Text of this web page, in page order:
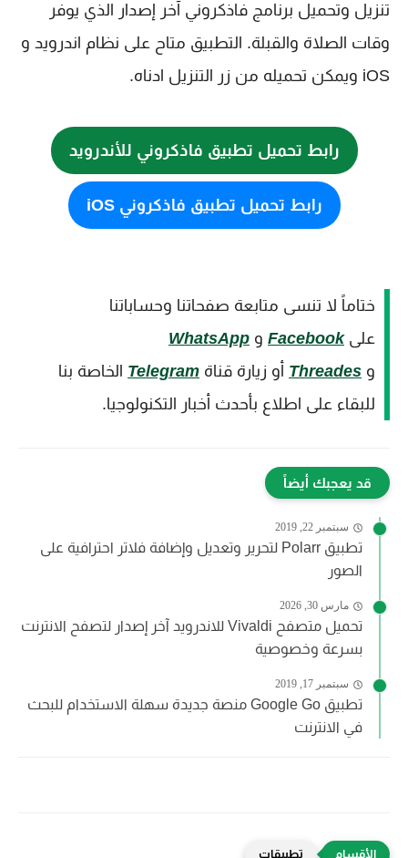
تنزيل وتحميل برنامج فاذكروني آخر إصدار الذي يوفر
وقات الصلاة والقبلة. التطبيق متاح على نظام اندرويد و
iOS ويمكن تحميله من زر التنزيل ادناه.
رابط تحميل تطبيق فاذكروني للأندرويد
رابط تحميل تطبيق فاذكروني iOS
ختاماً لا تنسى متابعة صفحاتنا وحساباتنا
علىFacebook و WhatsApp
و Threades أو زيارة قناة Telegram الخاصة بنا
للبقاء على اطلاع بأحدث أخبار التكنولوجيا.
قد يعجبك أيضاً
سبتمبر 22, 2019
تطبيق Polarr‏ لتحرير وتعديل وإضافة فلاتر احترافية على
الصور
مارس 30, 2026
تحميل متصفح Vivaldi للاندرويد آخر إصدار لتصفح الانترنت
بسرعة وخصوصية
سبتمبر 17, 2019
تطبيق Google Go منصة جديدة سهلة الاستخدام للبحث
في الانترنت
تطبيقات